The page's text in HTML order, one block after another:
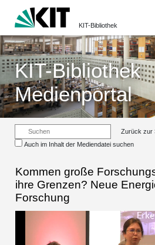
KIT-Bibliothek
KIT-Bibliothek
Medienportal
Zurück zur
Auch im Inhalt der Mediendatei suchen
Kommen große
ihre Grenzen? Neue
Forschung